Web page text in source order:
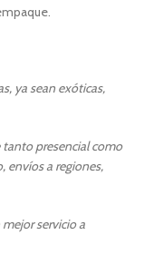
ya sean exóticas,
presencial como
envíos a regiones,
servicio a